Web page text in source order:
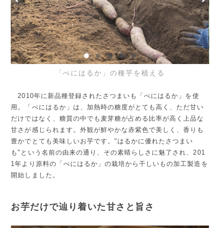
「べにはるか」の種芋を植える
2010年に新品種登録されたさつまいも「べにはるか」を使
用。「べにはるか」は、加熱時の糖度がとても高く、ただ甘い
だけではなく、糖質の中でも麦芽糖が占める比率が高く上品な
甘さが感じられます。外観が鮮やかな赤紫色で美しく、香りも
豊かでとても美味しいお芋です。"はるかに優れたさつまい
も"という名前の由来の通り、その素晴らしさに魅了され、201
1年より原料の「べにはるか」の栽培から干しいもの加工製造を
開始しました。
お芋だけで辿り着いた甘さと旨さ